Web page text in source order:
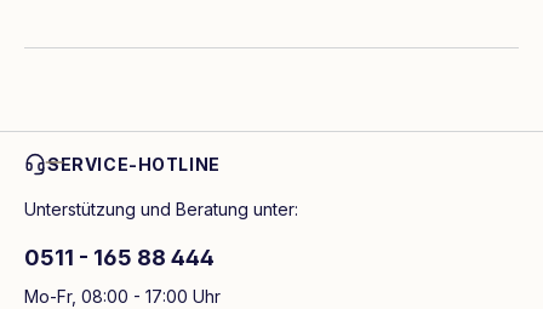
SERVICE-HOTLINE
Unterstützung und Beratung unter:
0511 - 165 88 444
Mo-Fr, 08:00 - 17:00 Uhr